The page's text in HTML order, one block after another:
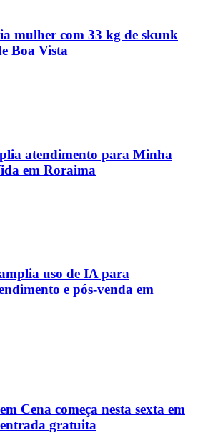
mulher com 33 kg de skunk
Boa Vista
atendimento para Minha
em Roraima
uso de IA para
e pós-venda em
Cena começa nesta sexta em
gratuita